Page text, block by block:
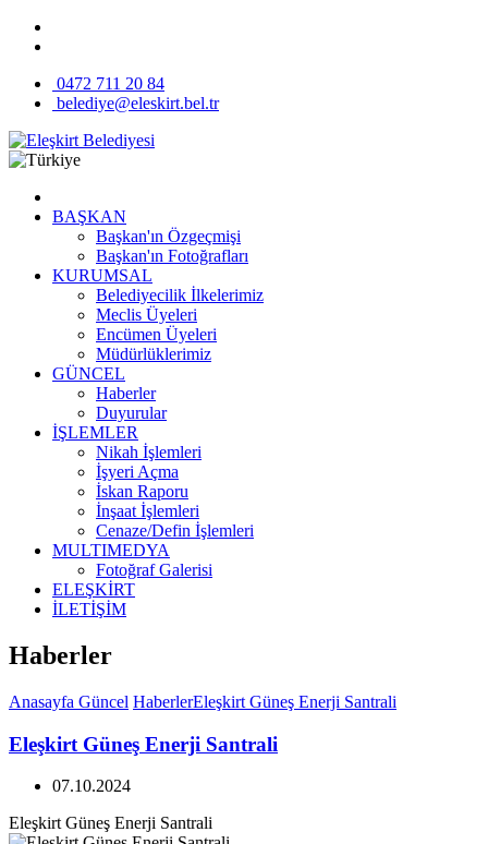
0472 711 20 84
belediye@eleskirt.bel.tr
BAŞKAN
Başkan'ın Özgeçmişi
Başkan'ın Fotoğrafları
KURUMSAL
Belediyecilik İlkelerimiz
Meclis Üyeleri
Encümen Üyeleri
Müdürlüklerimiz
GÜNCEL
Haberler
Duyurular
İŞLEMLER
Nikah İşlemleri
İşyeri Açma
İskan Raporu
İnşaat İşlemleri
Cenaze/Defin İşlemleri
MULTIMEDYA
Fotoğraf Galerisi
ELEŞKİRT
İLETİŞİM
Haberler
Anasayfa Güncel HaberlerEleşkirt Güneş Enerji Santrali
Eleşkirt Güneş Enerji Santrali
07.10.2024
Eleşkirt Güneş Enerji Santrali